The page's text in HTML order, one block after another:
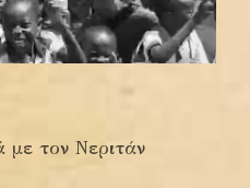
με τον Νεριτάν